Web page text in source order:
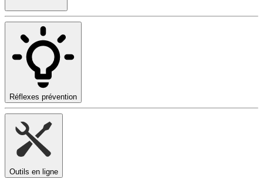
Réflexes prévention
Outils en ligne